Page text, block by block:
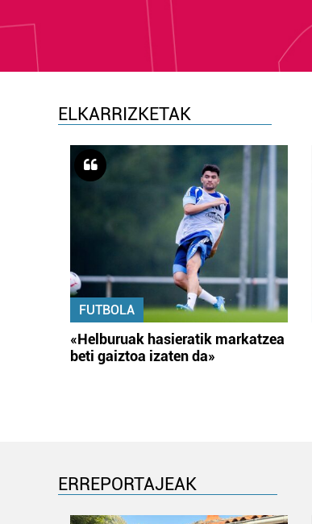
ELKARRIZKETAK
FUTBOLA
«Helburuak hasieratik markatzea
beti gaiztoa izaten da»
ERREPORTAJEAK